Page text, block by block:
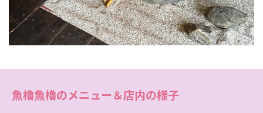
魚櫓魚櫓のメニュー＆店内の様子